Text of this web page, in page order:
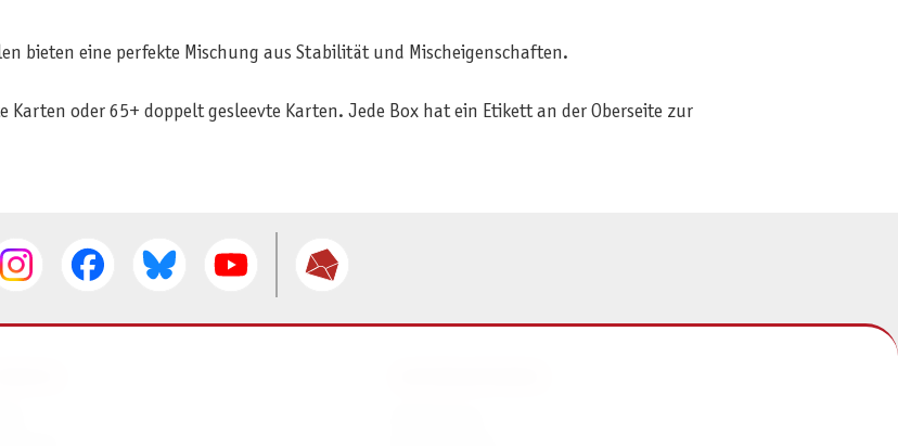
bieten eine perfekte Mischung aus Stabilität und Mischeigenschaften.
oder 65+ doppelt gesleevte Karten. Jede Box hat ein Etikett an der Oberseite zur